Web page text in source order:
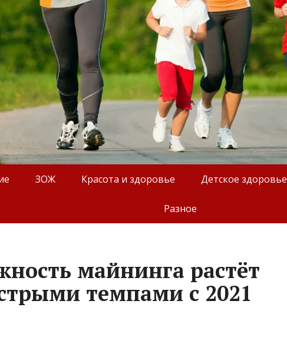
ЗОЖ Красота и здоровье Детское здоровье
Разное
майнинга растёт
темпами с 2021